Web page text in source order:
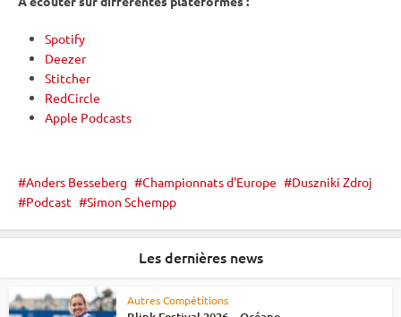
Spotify
Deezer
Stitcher
RedCircle
Apple Podcasts
Anders Besseberg Championnats d'Europe
Duszniki Zdroj
Podcast
Simon Schempp
Les dernières news
Autres Compétitions